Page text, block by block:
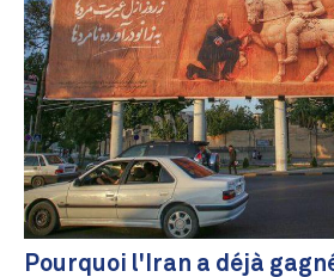
Pourquoi l'Iran a déjà